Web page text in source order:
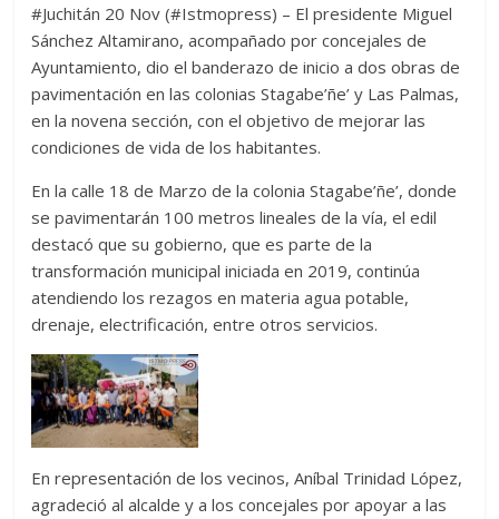
#Juchitán 20 Nov (#Istmopress) – El presidente Miguel
Sánchez Altamirano, acompañado por concejales de
Ayuntamiento, dio el banderazo de inicio a dos obras de
pavimentación en las colonias Stagabe’ñe’ y Las Palmas,
en la novena sección, con el objetivo de mejorar las
condiciones de vida de los habitantes.
En la calle 18 de Marzo de la colonia Stagabe’ñe’, donde
se pavimentarán 100 metros lineales de la vía, el edil
destacó que su gobierno, que es parte de la
transformación municipal iniciada en 2019, continúa
atendiendo los rezagos en materia agua potable,
drenaje, electrificación, entre otros servicios.
En representación de los vecinos, Aníbal Trinidad López,
agradeció al alcalde y a los concejales por apoyar a las